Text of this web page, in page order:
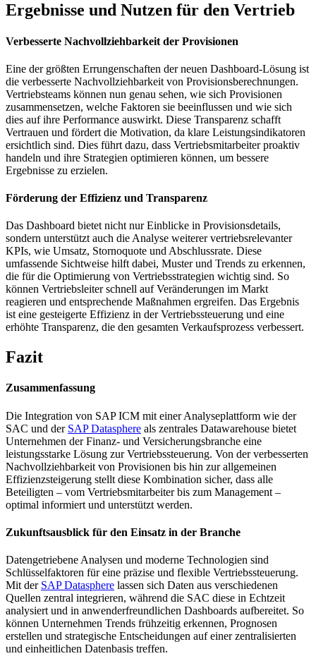
Ergebnisse und Nutzen für den Vertrieb
Verbesserte Nachvollziehbarkeit der Provisionen
Eine der größten Errungenschaften der neuen Dashboard-Lösung ist
die verbesserte Nachvollziehbarkeit von Provisionsberechnungen.
Vertriebsteams können nun genau sehen, wie sich Provisionen
zusammensetzen, welche Faktoren sie beeinflussen und wie sich
dies auf ihre Performance auswirkt. Diese Transparenz schafft
Vertrauen und fördert die Motivation, da klare Leistungsindikatoren
ersichtlich sind. Dies führt dazu, dass Vertriebsmitarbeiter proaktiv
handeln und ihre Strategien optimieren können, um bessere
Ergebnisse zu erzielen.
Förderung der Effizienz und Transparenz
Das Dashboard bietet nicht nur Einblicke in Provisionsdetails,
sondern unterstützt auch die Analyse weiterer vertriebsrelevanter
KPIs, wie Umsatz, Stornoquote und Abschlussrate. Diese
umfassende Sichtweise hilft dabei, Muster und Trends zu erkennen,
die für die Optimierung von Vertriebsstrategien wichtig sind. So
können Vertriebsleiter schnell auf Veränderungen im Markt
reagieren und entsprechende Maßnahmen ergreifen. Das Ergebnis
ist eine gesteigerte Effizienz in der Vertriebssteuerung und eine
erhöhte Transparenz, die den gesamten Verkaufsprozess verbessert.
Fazit
Zusammenfassung
Die Integration von SAP ICM mit einer Analyseplattform wie der
SAC und der SAP Datasphere als zentrales Datawarehouse bietet
Unternehmen der Finanz- und Versicherungsbranche eine
leistungsstarke Lösung zur Vertriebssteuerung. Von der verbesserten
Nachvollziehbarkeit von Provisionen bis hin zur allgemeinen
Effizienzsteigerung stellt diese Kombination sicher, dass alle
Beteiligten – vom Vertriebsmitarbeiter bis zum Management –
optimal informiert und unterstützt werden.
Zukunftsausblick für den Einsatz in der Branche
Datengetriebene Analysen und moderne Technologien sind
Schlüsselfaktoren für eine präzise und flexible Vertriebssteuerung.
Mit der SAP Datasphere lassen sich Daten aus verschiedenen
Quellen zentral integrieren, während die SAC diese in Echtzeit
analysiert und in anwenderfreundlichen Dashboards aufbereitet. So
können Unternehmen Trends frühzeitig erkennen, Prognosen
erstellen und strategische Entscheidungen auf einer zentralisierten
und einheitlichen Datenbasis treffen.